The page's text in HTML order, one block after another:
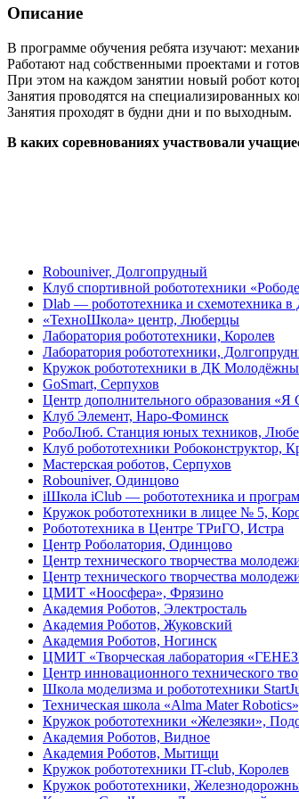
Описание
В программе обучения ребята изучают:
Работают над собственными проектами и
При этом на каждом занятии новый робот
Занятия проводятся на специализированных
Занятия проходят в будни дни и по выходным.
В каких соревнованиях участвовали
Robouniver, Долгопрудный
Клуб спортивной робототехники
Dlab — робототехника и схемотехника в
«ТехноШкола» центр, Люберцы
Лаборатория робототехники, Королев
Лаборатория робототехники,
Кружок робототехники в ДК
GoSmart, Серпухов
Центр дополнительного образования
Клуб Элемент, Наро-Фоминск
РобоЛюб. Станция юных техников,
Клуб робототехники Робоконструктор,
Мастерская роботов, Серпухов
Robouniver, Одинцово
iШкола iClub — робототехника и
Кружок робототехники в лицее № 5,
Робототехника в Центре ТРиГО, Истра
Центр Роболатория, Одинцово
Центр технического творчества
Центр технического творчества
ЦМИТ «Ноосфера», Фрязино
Академия Роботов, Электросталь
Академия Роботов, Жуковский
Академия Роботов, Ногинск
ЦМИТ «Творческая лаборатория
Центр инновационного технического
Школа моделизма и робототехники
Техническая школа «Alma Mater
Кружок робототехники «Железяки»,
Академия Роботов, Видное
Академия Роботов, Мытищи
Кружок робототехники IT-club, Королев
Кружок робототехники,